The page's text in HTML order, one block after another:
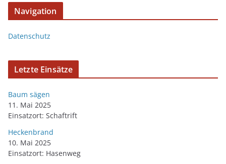
Navigation
Datenschutz
Letzte Einsätze
Baum sägen
11. Mai 2025
Einsatzort: Schaftrift
Heckenbrand
10. Mai 2025
Einsatzort: Hasenweg